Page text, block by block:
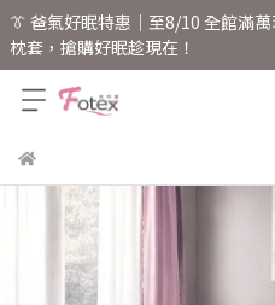
👔 爸氣好眠特惠｜至8/10 全館滿
枕套，搶購好眠趁現在！